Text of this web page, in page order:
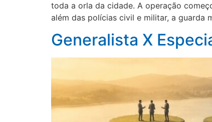
toda a orla da cidade. A operação
além das polícias civil e militar, a guarda
Generalista X